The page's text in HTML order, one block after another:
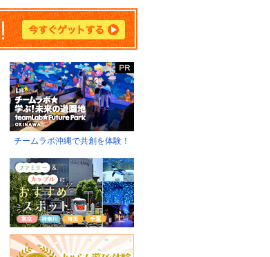
を投稿する
チームラボ沖縄で共創を体験！